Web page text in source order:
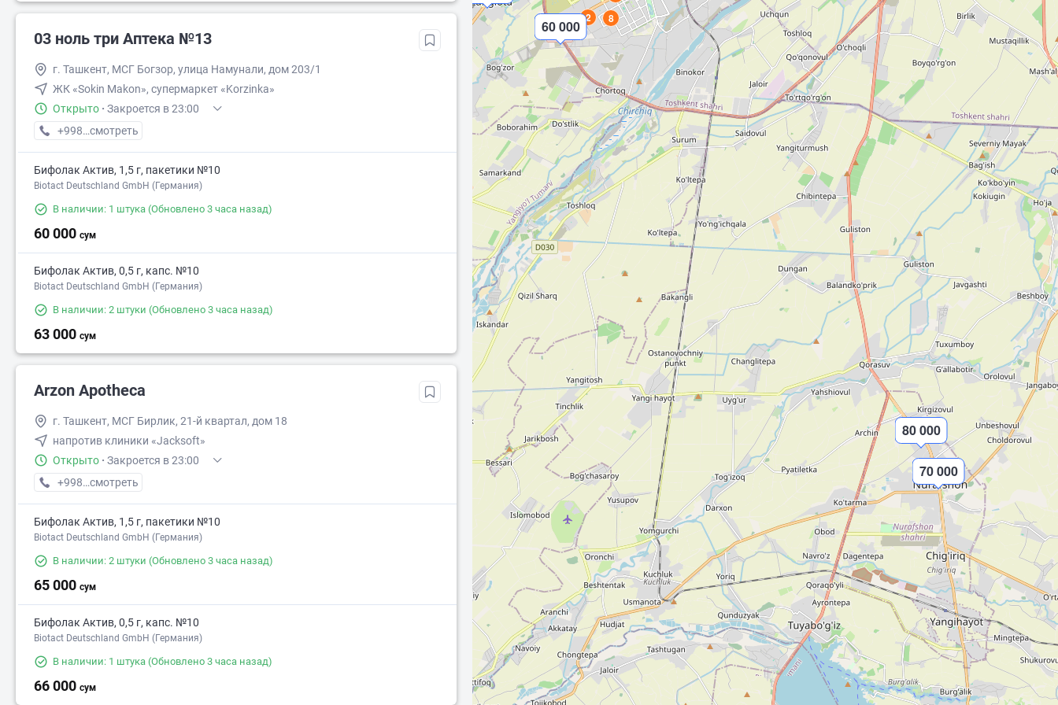
03 ноль три Аптека №13
г. Ташкент, МСГ Богзор, улица Намунали, дом 203/1
ЖК «Sokin Makon», супермаркет «Korzinka»
Открыто · Закроется в 23:00
+998 (77) XXX-XX-XX
смотреть
Бифолак Актив, 1,5 г, пакетики №10
Biotact Deutschland GmbH (Германия)
В наличии: 1 штука (Обновлено 3 часа назад)
60 000 сум
Бифолак Актив, 0,5 г, капс. №10
Biotact Deutschland GmbH (Германия)
В наличии: 2 штуки (Обновлено 3 часа назад)
63 000 сум
Arzon Apotheca
г. Ташкент, МСГ Бирлик, 21-й квартал, дом 18
напротив клиники «Jacksoft»
Открыто · Закроется в 23:00
+998 (97) XXX-XX-XX
смотреть
Бифолак Актив, 1,5 г, пакетики №10
Biotact Deutschland GmbH (Германия)
В наличии: 2 штуки (Обновлено 3 часа назад)
65 000 сум
Бифолак Актив, 0,5 г, капс. №10
Biotact Deutschland GmbH (Германия)
В наличии: 1 штука (Обновлено 3 часа назад)
66 000 сум
72 000
80 000
70 000
60 000 2
8